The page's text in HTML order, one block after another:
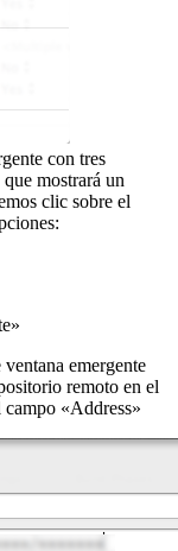
con tres
que mostrará un
clic sobre el
emergente
remoto en el
«Address»